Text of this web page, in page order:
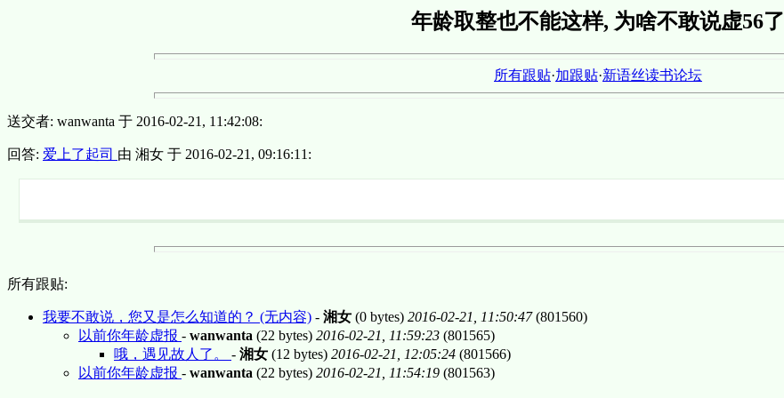
年龄取整也不能这样, 为啥不敢说虚56了
所有跟贴·加跟贴·新语丝读书论坛
送交者: wanwanta 于 2016-02-21, 11:42:08:
回答: 爱上了起司 由 湘女 于 2016-02-21, 09:16:11:
所有跟贴:
我要不敢说，您又是怎么知道的？ (无内容) - 湘女 (0 bytes) 2016-02-21, 11:50:47(801560)
以前你年龄虚报 - wanwanta (22 bytes) 2016-02-21, 11:59:23 (801565)
哦，遇见故人了。 - 湘女 (12 bytes) 2016-02-21, 12:05:24 (801566)
以前你年龄虚报 - wanwanta (22 bytes) 2016-02-21, 11:54:19 (801563)